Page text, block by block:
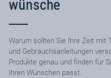
wünsche
Warum sollten Sie Ihre Zeit mit
und Gebrauchsanleitungen
Produkte genau und finden für
Ihren Wünschen passt.